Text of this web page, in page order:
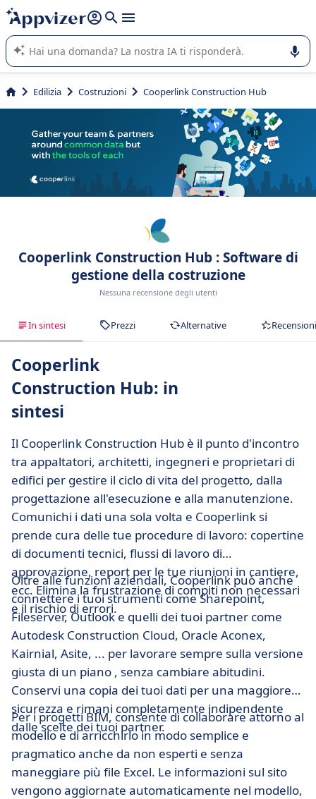
righe con
shift + enter
L'IA di Appvizer vi guida nell'utilizzo o nella scelta di un
software SaaS per la vostra azienda.
Edilizia Costruzioni Cooperlink Construction Hub
Cooperlink Construction Hub : Software di
gestione della costruzione
Nessuna recensione degli utenti
In sintesi Prezzi Alternative Recensioni
Cooperlink
Construction Hub: in
sintesi
Il Cooperlink Construction Hub è il punto d'incontro
tra appaltatori, architetti, ingegneri e proprietari di
edifici per gestire il ciclo di vita del progetto, dalla
progettazione all'esecuzione e alla manutenzione.
Comunichi i dati una sola volta e Cooperlink si
prende cura delle tue procedure di lavoro: copertine
di documenti tecnici, flussi di lavoro di
approvazione, report per le tue riunioni in cantiere,
ecc. Elimina la frustrazione di compiti non necessari
e il rischio di errori.
Oltre alle funzioni aziendali, Cooperlink può anche
connettere i tuoi strumenti come Sharepoint,
Fileserver, Outlook e quelli dei tuoi partner come
Autodesk Construction Cloud, Oracle Aconex,
Kairnial, Asite, ... per lavorare sempre sulla versione
giusta di un piano , senza cambiare abitudini.
Conservi una copia dei tuoi dati per una maggiore
sicurezza e rimani completamente indipendente
dalle scelte dei tuoi partner.
Per i progetti BIM, consente di collaborare attorno al
modello e di arricchirlo in modo semplice e
pragmatico anche da non esperti e senza
maneggiare più file Excel. Le informazioni sul sito
vengono aggiornate automaticamente nel modello,